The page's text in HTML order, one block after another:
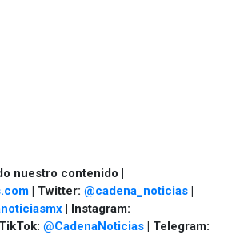
nuestro contenido |
| Twitter: @cadena_noticias |
| Instagram:
@CadenaNoticias | Telegram: